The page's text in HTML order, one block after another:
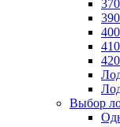
Выбор